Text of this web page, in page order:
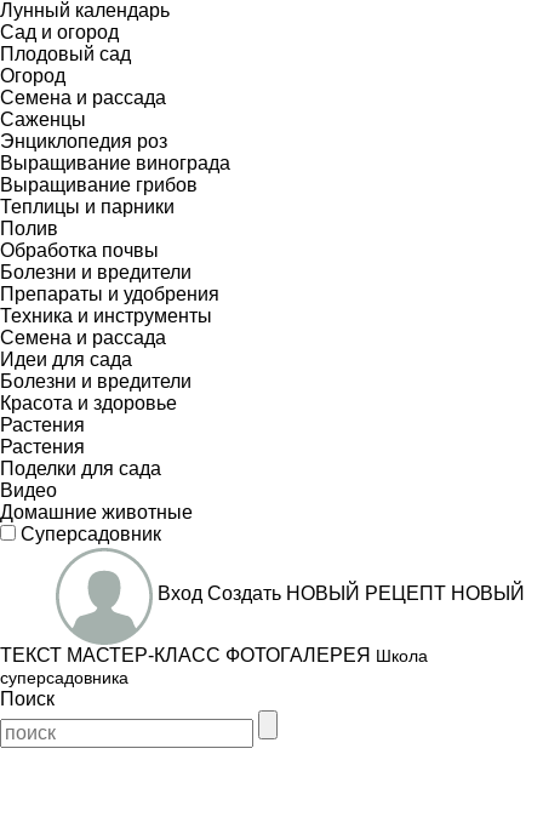
Лунный календарь
Сад и огород
Плодовый сад
Огород
Семена и рассада
Саженцы
Энциклопедия роз
Выращивание винограда
Выращивание грибов
Теплицы и парники
Полив
Обработка почвы
Болезни и вредители
Препараты и удобрения
Техника и инструменты
Семена и рассада
Идеи для сада
Болезни и вредители
Красота и здоровье
Растения
Растения
Поделки для сада
Видео
Домашние животные
Суперсадовник
Вход Создать НОВЫЙ РЕЦЕПТ НОВЫЙ
ТЕКСТ МАСТЕР-КЛАСС ФОТОГАЛЕРЕЯ Школа
суперсадовника
Поиск